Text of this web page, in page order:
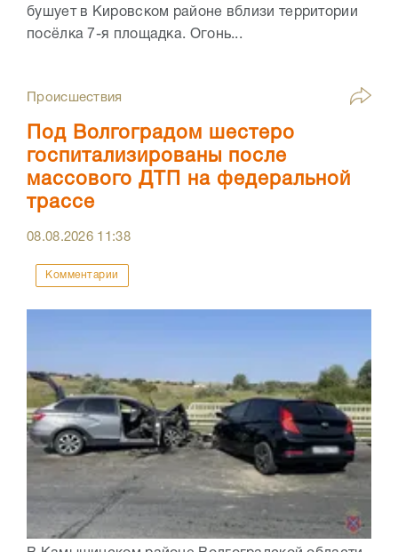
бушует в Кировском районе вблизи территории
посёлка 7-я площадка. Огонь...
Происшествия
Под Волгоградом шестеро
госпитализированы после
массового ДТП на федеральной
трассе
08.08.2026 11:38
Комментарии